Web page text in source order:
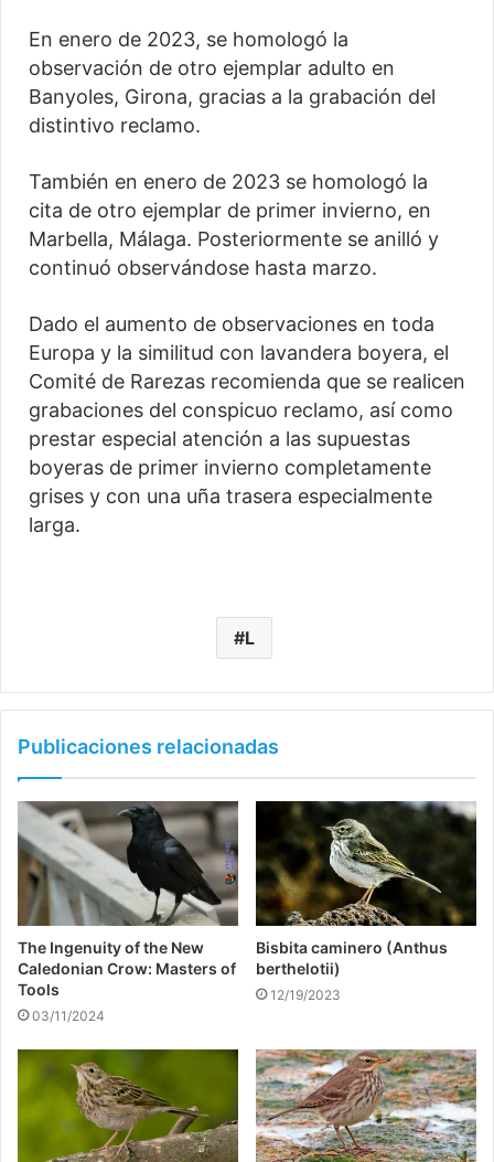
En enero de 2023, se homologó la
observación de otro ejemplar adulto en
Banyoles, Girona, gracias a la grabación del
distintivo reclamo.
También en enero de 2023 se homologó la
cita de otro ejemplar de primer invierno, en
Marbella, Málaga. Posteriormente se anilló y
continuó observándose hasta marzo.
Dado el aumento de observaciones en toda
Europa y la similitud con lavandera boyera, el
Comité de Rarezas recomienda que se realicen
grabaciones del conspicuo reclamo, así como
prestar especial atención a las supuestas
boyeras de primer invierno completamente
grises y con una uña trasera especialmente
larga.
L
Publicaciones relacionadas
The Ingenuity of the New
Caledonian Crow: Masters of
Tools
03/11/2024
Bisbita caminero (Anthus
berthelotii)
12/19/2023